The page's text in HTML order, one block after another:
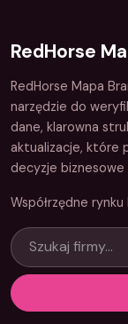
RedHorse
RedHorse Mapa
narzędzie do
dane, klarowna
aktualizacje, które
decyzje biznesowe
Współrzędne rynku